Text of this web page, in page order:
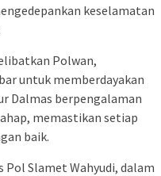
keselamatan
Polwan,
untuk memberdayakan
Dalmas berpengalaman
memastikan setiap
baik.
Pol Slamet Wahyudi, dalam